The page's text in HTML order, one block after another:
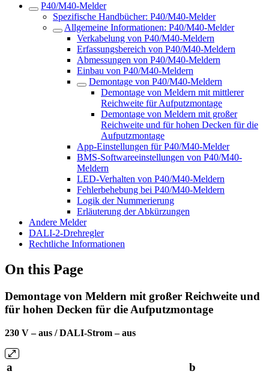
P40/M40-Melder
Spezifische Handbücher: P40/M40-Melder
Allgemeine Informationen: P40/M40-Melder
Verkabelung von P40/M40-Meldern
Erfassungsbereich von P40/M40-Meldern
Abmessungen von P40/M40-Meldern
Einbau von P40/M40-Meldern
Demontage von P40/M40-Meldern
Demontage von Meldern mit mittlerer
Reichweite für Aufputzmontage
Demontage von Meldern mit großer
Reichweite und für hohen Decken für die
Aufputzmontage
App-Einstellungen für P40/M40-Melder
BMS-Softwareeinstellungen von P40/M40-
Meldern
LED-Verhalten von P40/M40-Meldern
Fehlerbehebung bei P40/M40-Meldern
Logik der Nummerierung
Erläuterung der Abkürzungen
Andere Melder
DALI-2-Drehregler
Rechtliche Informationen
On this Page
Demontage von Meldern mit großer Reichweite und
für hohen Decken für die Aufputzmontage
230 V – aus / DALI-Strom – aus
a b